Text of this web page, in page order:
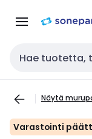
navigointiin
Haku
Näytä
Varastointi